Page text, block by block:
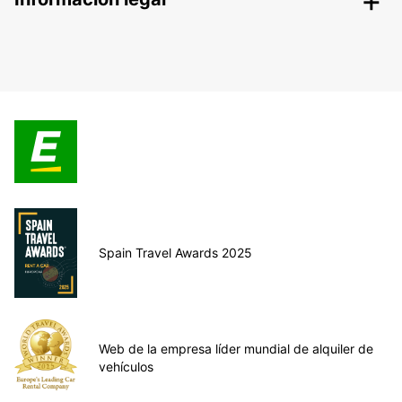
Spain Travel Awards 2025
Web de la empresa líder mundial de alquiler de
vehículos